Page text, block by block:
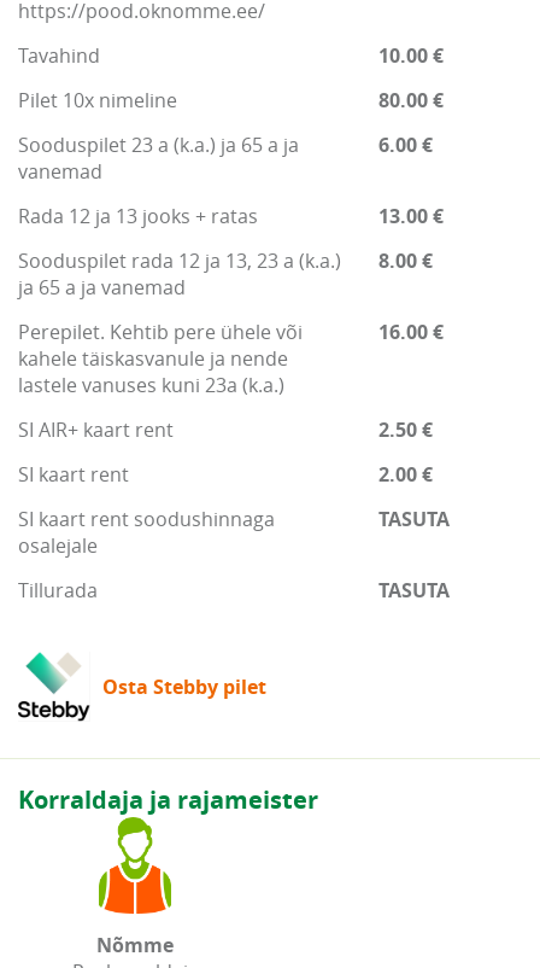
https://pood.oknomme.ee/
Tavahind
10.00 €
Pilet 10x nimeline
80.00 €
Sooduspilet 23 a (k.a.) ja 65 a ja
vanemad
6.00 €
Rada 12 ja 13 jooks + ratas
13.00 €
Sooduspilet rada 12 ja 13, 23 a (k.a.)
ja 65 a ja vanemad
8.00 €
Perepilet. Kehtib pere ühele või
kahele täiskasvanule ja nende
lastele vanuses kuni 23a (k.a.)
16.00 €
SI AIR+ kaart rent
2.50 €
SI kaart rent
2.00 €
SI kaart rent soodushinnaga
osalejale
TASUTA
Tillurada TASUTA
Osta Stebby pilet
Korraldaja ja rajameister
Nõmme